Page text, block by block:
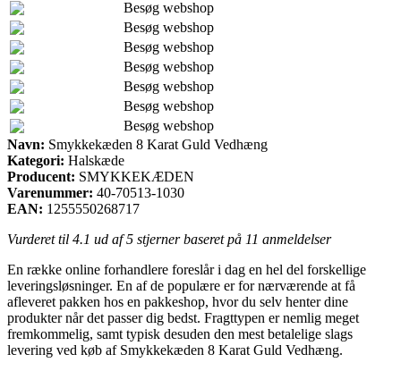
Besøg webshop
Besøg webshop
Besøg webshop
Besøg webshop
Besøg webshop
Besøg webshop
Besøg webshop
Navn: Smykkekæden 8 Karat Guld Vedhæng
Kategori: Halskæde
Producent: SMYKKEKÆDEN
Varenummer: 40-70513-1030
EAN: 1255550268717
Vurderet til 4.1 ud af 5 stjerner baseret på 11 anmeldelser
En række online forhandlere foreslår i dag en hel del forskellige
leveringsløsninger. En af de populære er for nærværende at få
afleveret pakken hos en pakkeshop, hvor du selv henter dine
produkter når det passer dig bedst. Fragttypen er nemlig meget
fremkommelig, samt typisk desuden den mest betalelige slags
levering ved køb af Smykkekæden 8 Karat Guld Vedhæng.